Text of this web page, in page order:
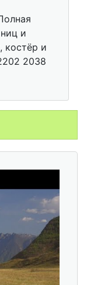
и
костёр и
2038